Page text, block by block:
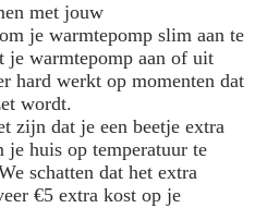
met jouw
je warmtepomp slim aan te
je warmtepomp aan of uit
hard werkt op momenten dat
wordt.
zijn dat je een beetje extra
je huis op temperatuur te
schatten dat het extra
€5 extra kost op je